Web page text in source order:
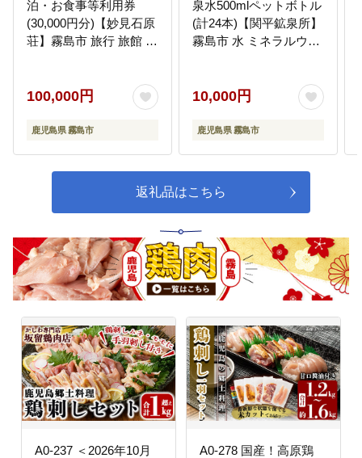
泊・お食事等利用券
(30,000円分)【妙見石原
荘】霧島市 旅行 旅館 チ
100,000円
鹿児島県 霧島市
泉水500mlペットボトル
(計24本)【関平鉱泉所】
霧島市 水 ミネラルウォ
料水 500
10,000円
鹿児島県 霧島市
返礼品はこちら
A0-237 ＜2026年10月
A0-278 国産！高原鶏